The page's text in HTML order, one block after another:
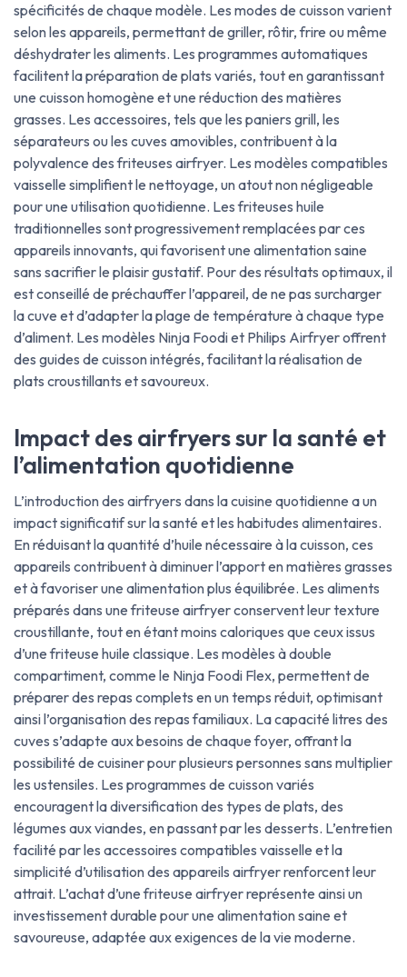
spécificités de chaque modèle. Les modes de cuisson varient
selon les appareils, permettant de griller, rôtir, frire ou même
déshydrater les aliments. Les programmes automatiques
facilitent la préparation de plats variés, tout en garantissant
une cuisson homogène et une réduction des matières
grasses. Les accessoires, tels que les paniers grill, les
séparateurs ou les cuves amovibles, contribuent à la
polyvalence des friteuses airfryer. Les modèles compatibles
vaisselle simplifient le nettoyage, un atout non négligeable
pour une utilisation quotidienne. Les friteuses huile
traditionnelles sont progressivement remplacées par ces
appareils innovants, qui favorisent une alimentation saine
sans sacrifier le plaisir gustatif. Pour des résultats optimaux, il
est conseillé de préchauffer l’appareil, de ne pas surcharger
la cuve et d’adapter la plage de température à chaque type
d’aliment. Les modèles Ninja Foodi et Philips Airfryer offrent
des guides de cuisson intégrés, facilitant la réalisation de
plats croustillants et savoureux.
Impact des airfryers sur la santé et
l’alimentation quotidienne
L’introduction des airfryers dans la cuisine quotidienne a un
impact significatif sur la santé et les habitudes alimentaires.
En réduisant la quantité d’huile nécessaire à la cuisson, ces
appareils contribuent à diminuer l’apport en matières grasses
et à favoriser une alimentation plus équilibrée. Les aliments
préparés dans une friteuse airfryer conservent leur texture
croustillante, tout en étant moins caloriques que ceux issus
d’une friteuse huile classique. Les modèles à double
compartiment, comme le Ninja Foodi Flex, permettent de
préparer des repas complets en un temps réduit, optimisant
ainsi l’organisation des repas familiaux. La capacité litres des
cuves s’adapte aux besoins de chaque foyer, offrant la
possibilité de cuisiner pour plusieurs personnes sans multiplier
les ustensiles. Les programmes de cuisson variés
encouragent la diversification des types de plats, des
légumes aux viandes, en passant par les desserts. L’entretien
facilité par les accessoires compatibles vaisselle et la
simplicité d’utilisation des appareils airfryer renforcent leur
attrait. L’achat d’une friteuse airfryer représente ainsi un
investissement durable pour une alimentation saine et
savoureuse, adaptée aux exigences de la vie moderne.